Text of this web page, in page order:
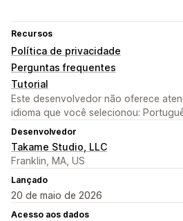
Recursos
Política de privacidade
Perguntas frequentes
Tutorial
Este desenvolvedor não oferece
idioma que você selecionou:
Desenvolvedor
Takame Studio, LLC
Franklin, MA, US
Lançado
20 de maio de 2026
Acesso aos dados